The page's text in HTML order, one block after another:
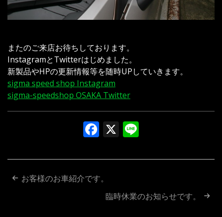
またのご来店お待ちしております。
InstagramとTwitterはじめました。
新製品やHPの更新情報等を随時UPしていきます。
sigma speed shop Instagram
sigma-speedshop OSAKA Twitter
Facebook
X
投 お客様のお車紹介です。
臨時休業のお知らせです。